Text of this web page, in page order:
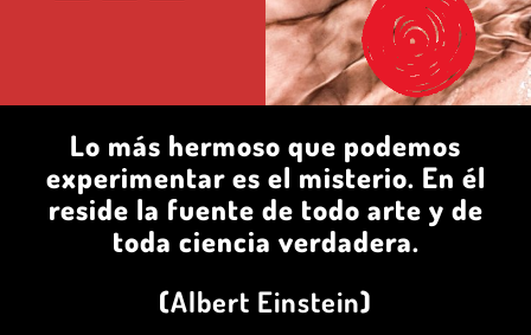
Lo más hermoso que podemos
experimentar es el misterio. En él
reside la fuente de todo arte y de
toda ciencia verdadera.
(Albert Einstein)